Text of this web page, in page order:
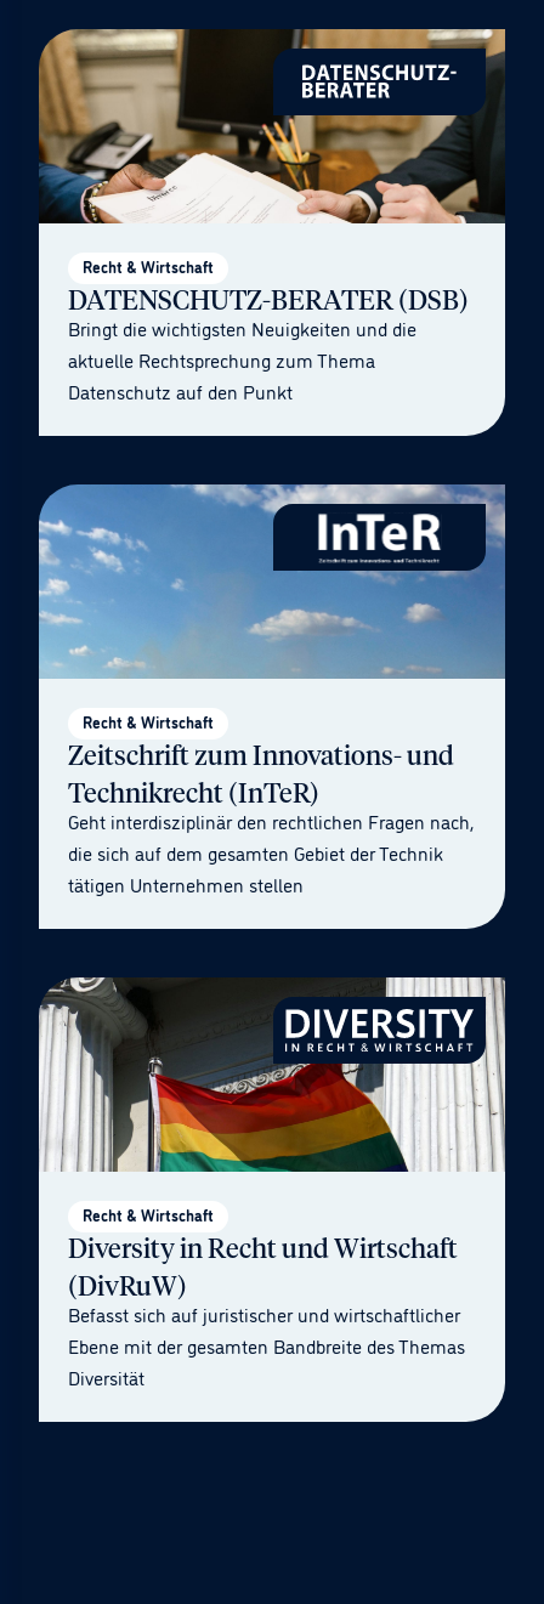
Recht & Wirtschaft
DATENSCHUTZ-BERATER (DSB)
Bringt die wichtigsten Neuigkeiten und die
aktuelle Rechtsprechung zum Thema
Datenschutz auf den Punkt
Recht & Wirtschaft
Zeitschrift zum Innovations- und
Technikrecht (InTeR)
Geht interdisziplinär den rechtlichen Fragen nach,
die sich auf dem gesamten Gebiet der Technik
tätigen Unternehmen stellen
Recht & Wirtschaft
Diversity in Recht und Wirtschaft
(DivRuW)
Befasst sich auf juristischer und wirtschaftlicher
Ebene mit der gesamten Bandbreite des Themas
Diversität